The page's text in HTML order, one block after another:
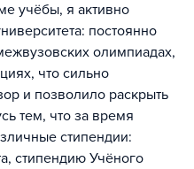
учёбы, я активно
постоянно
олимпиадах,
что сильно
и позволило раскрыть
тем, что за время
стипендии:
стипендию Учёного